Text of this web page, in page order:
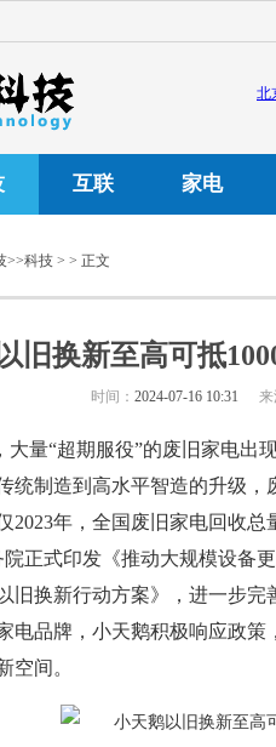
互联 家电
>>科技 > > 正文
旧换新至高可抵
时间： 2024-07-16 10:31 来
大量“超期服役”的废旧家电出
统制造到高水平智造的升级
2023年，全国废旧家电回收
院正式印发《推动大规模设备
旧换新行动方案》，进一步
电品牌，小天鹅积极响应政
空间。